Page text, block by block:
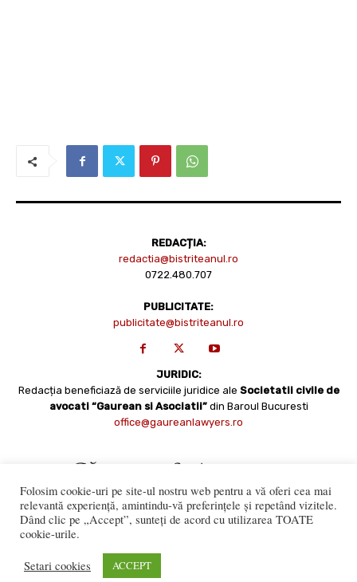
REDACȚIA:
redactia@bistriteanul.ro
0722.480.707
PUBLICITATE:
publicitate@bistriteanul.ro
JURIDIC:
Redacția beneficiază de serviciile juridice ale Societatii civile de
avocati “Gaurean si Asociatii” din Baroul Bucuresti
office@gaureanlawyers.ro
numai cu acordul expres al Bistriteanul.Ro. © Copyright 2008 -
Folosim cookie-uri pe site-ul nostru web pentru a vă oferi cea mai
relevantă experiență, amintindu-vă preferințele și repetând vizitele.
Dând clic pe „Accept”, sunteți de acord cu utilizarea TOATE
cookie-urile.
Setari cookies ACCEPT